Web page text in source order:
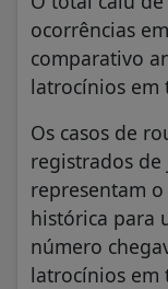
ocorrências
comparativo
latrocínios em
Os casos de
registrados
representam
histórica para
número
latrocínios em